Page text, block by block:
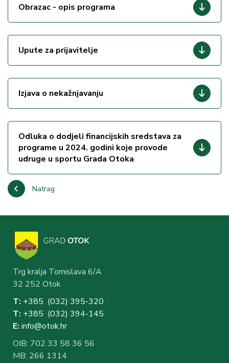
Natrag
Obrazac - opis programa
Upute za prijavitelje
Izjava o nekažnjavanju
Odluka o dodjeli financijskih sredstava za
programe u 2024. godini koje provode
udruge u sportu Grada Otoka
Trg kralja Tomislava 6/A
32 252 Otok
T: +385 (032) 395-320
T: +385 (032) 394-145
E: info@otok.hr
OIB: 702 33 58 36 56
MB: 266 1314